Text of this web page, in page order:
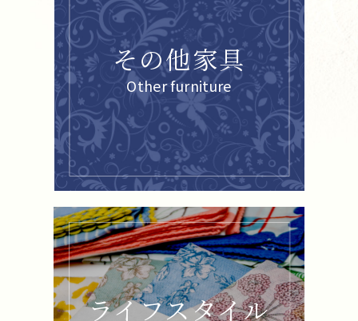
その他家具
Other furniture
ライフスタイル